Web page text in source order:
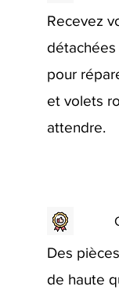
Recevez
pour
et volets
attendre.
Des
de haute